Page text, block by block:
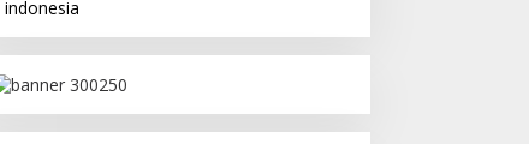
SK Sekretaris